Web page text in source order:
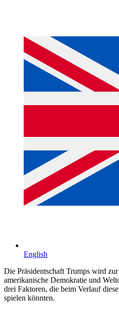
English
Die Präsidentschaft Trumps wird
amerikanische Demokratie und
drei Faktoren, die beim Verlauf
spielen könnten.